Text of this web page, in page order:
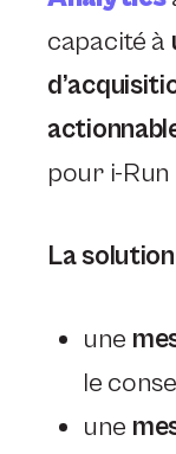
capacité à
pour i-
La
une
le
une